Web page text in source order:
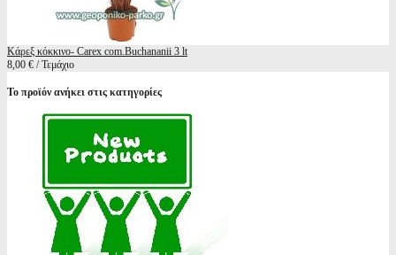
Κάρεξ κόκκινο- Carex com.Buchananii 3 lt
8,00 € / Τεμάχιο
Το προϊόν ανήκει στις κατηγορίες